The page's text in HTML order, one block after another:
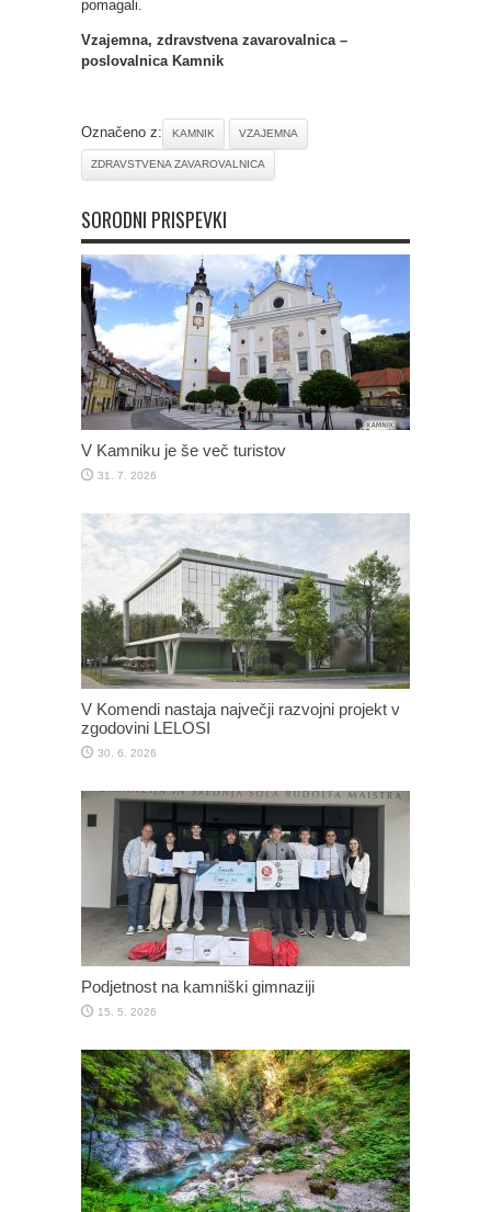
pomagali.
Vzajemna, zdravstvena zavarovalnica –
poslovalnica Kamnik
Označeno z: KAMNIK VZAJEMNA
ZDRAVSTVENA ZAVAROVALNICA
SORODNI PRISPEVKI
V Kamniku je še več turistov
31. 7. 2026
V Komendi nastaja največji razvojni projekt v
zgodovini LELOSI
30. 6. 2026
Podjetnost na kamniški gimnaziji
15. 5. 2026